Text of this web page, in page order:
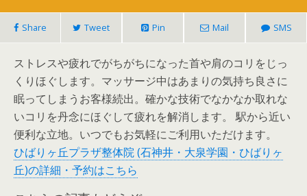
Share Tweet Pin Mail SMS
ストレスや疲れでがちがちになった首や肩のコリをじっ
くりほぐします。マッサージ中はあまりの気持ち良さに
眠ってしまうお客様続出。確かな技術でなかなか取れな
いコリを丹念にほぐして疲れを解消します。 駅から近い
便利な立地。いつでもお気軽にご利用いただけます。
ひばりヶ丘プラザ整体院 (石神井・大泉学園・ひばりヶ
丘)の詳細・予約はこちら